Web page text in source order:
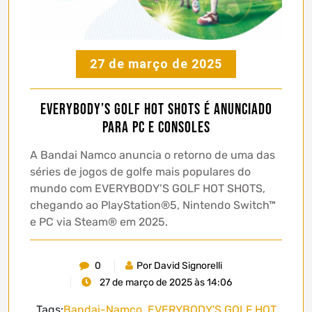
27 de março de 2025
EVERYBODY’S GOLF HOT SHOTS é anunciado
para PC e consoles
A Bandai Namco anuncia o retorno de uma das
séries de jogos de golfe mais populares do
mundo com EVERYBODY’S GOLF HOT SHOTS,
chegando ao PlayStation®5, Nintendo Switch™
e PC via Steam® em 2025.
0
Por David Signorelli
27 de março de 2025 às 14:06